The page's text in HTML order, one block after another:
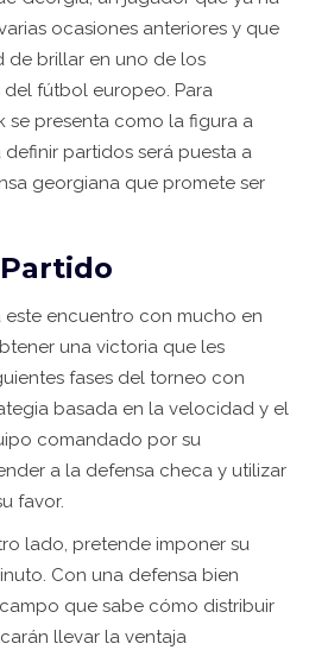
ocasiones anteriores y que
de brillar en uno de los
del fútbol europeo. Para
se presenta como la figura a
partidos será puesta a
georgiana que promete ser
encuentro con mucho en
una victoria que les
fases del torneo con
basada en la velocidad y el
comandado por su
a la defensa checa y utilizar
favor.
lado, pretende imponer su
Con una defensa bien
que sabe cómo distribuir
llevar la ventaja